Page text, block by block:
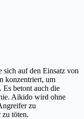
auf den Einsatz von
konzentriert, um
betont auch die
Aikido wird ohne
zu
zu töten.